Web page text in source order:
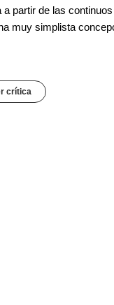
partir de las
muy simplista
crítica